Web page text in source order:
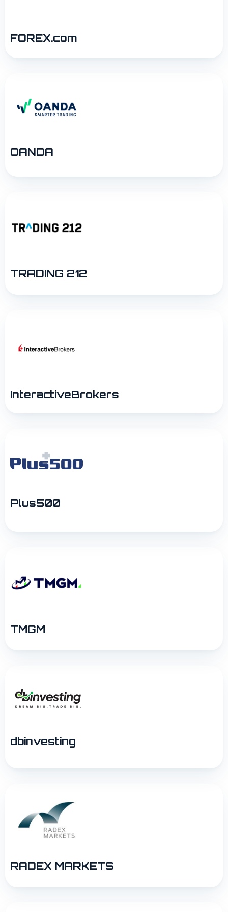
FOREX.com
OANDA
TRADING 212
InteractiveBrokers
Plus500
TMGM
dbinvesting
RADEX MARKETS